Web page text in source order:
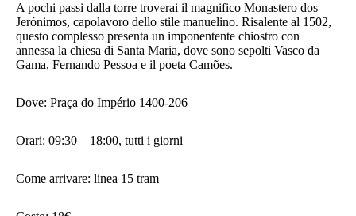
A pochi passi dalla torre troverai il magnifico Monastero dos
Jerónimos, capolavoro dello stile manuelino. Risalente al 1502,
questo complesso presenta un imponentente chiostro con
annessa la chiesa di Santa Maria, dove sono sepolti Vasco da
Gama, Fernando Pessoa e il poeta Camões.
Dove: Praça do Império 1400-206
Orari: 09:30 – 18:00, tutti i giorni
Come arrivare: linea 15 tram